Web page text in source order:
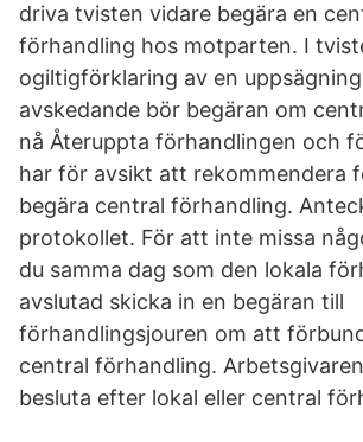
driva tvisten vidare begära en
förhandling hos motparten. I
ogiltigförklaring av en
avskedande bör begäran om
nå Återuppta förhandlingen och
har för avsikt att rekommendera
begära central förhandling.
protokollet. För att inte missa
du samma dag som den lokala
avslutad skicka in en begäran till
förhandlingsjouren om att
central förhandling.
besluta efter lokal eller central